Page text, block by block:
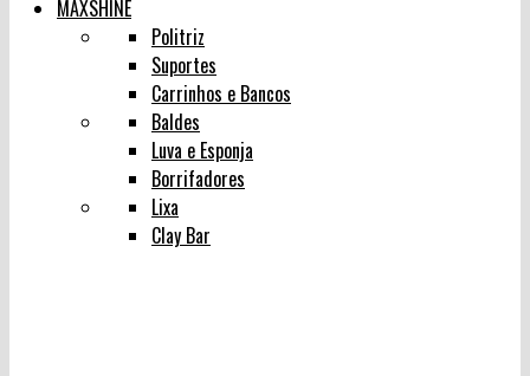
MAXSHINE
Politriz
Suportes
Carrinhos e Bancos
Baldes
Luva e Esponja
Borrifadores
Lixa
Clay Bar